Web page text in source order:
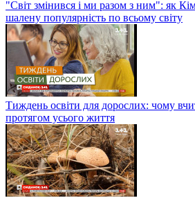
"Світ змінився і ми разом з ним": як
шалену популярність по всьому світу
Тиждень освіти для дорослих: чому
протягом усього життя